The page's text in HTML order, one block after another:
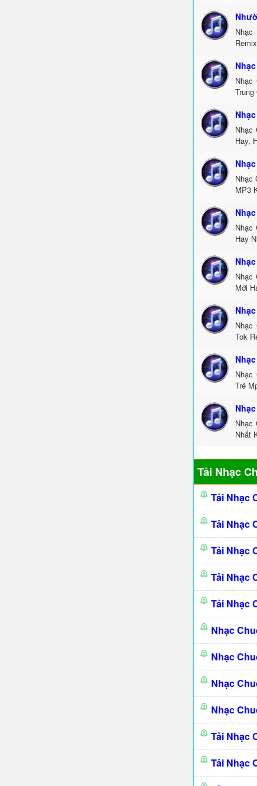
Nhạc
Nhạc
Hay,
Nhạc
MP3
Nhạc
Hay
Nhạc
Mới
Nhạc
Tok
Trẻ
Nhạc
Nhất
Tải Nhạc
Tải Nhạc
Tải Nhạc
Tải Nhạc
Tải Nhạc
Tải Nhạc
Nhạc
Nhạc
Nhạc
Nhạc
Tải Nhạc
Tải Nhạc